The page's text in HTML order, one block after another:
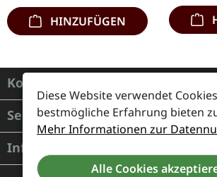
HINZUFÜGEN
Kontakt
Service
Informationen
Diese Website verwendet
bestmögliche Erfahrung bieten
Mehr Informationen zur
Alle Cookies